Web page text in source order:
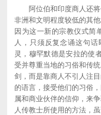
阿位伯和印度商人还将
非洲和文明程度较低的其
因为这一新的宗教仪式简
人，只须反复念诵这句
灵，穆罕默德是安拉的使
受并尊重当地的习俗和传
剑，而是靠商人不引人注
的语言，接受他们的习俗
属和商业伙伴的信仰，来
人传教士所使用的方法，